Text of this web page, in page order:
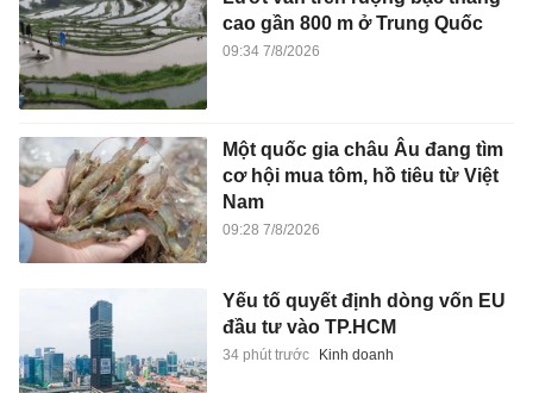
cao gần 800 m ở Trung Quốc
09:34 7/8/2026
Một quốc gia châu Âu đang tìm
cơ hội mua tôm, hồ tiêu từ Việt
Nam
09:28 7/8/2026
Yếu tố quyết định dòng vốn EU
đầu tư vào TP.HCM
34 phút trước Kinh doanh